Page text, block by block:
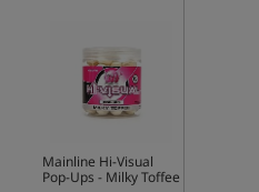
Mainline Hi-Visual
Pop-Ups - Milky Toffee